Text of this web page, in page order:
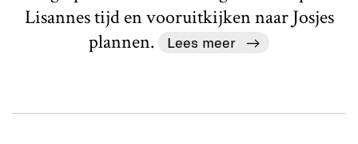
Lisannes tijd en vooruitkijken naar Josjes
plannen.
Lees meer